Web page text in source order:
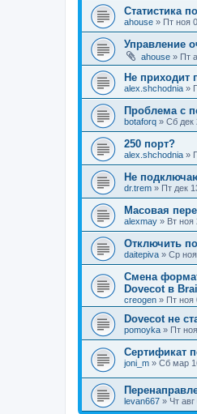
Статистика
ahouse » Пт ноя
Управление
ahouse » Пт
Не приходит
alex.shchodnia »
Проблема с
botaforq » Сб дек
250 порт?
alex.shchodnia »
Не
dr.trem » Пт дек
Масовая
alexmay » Вт ноя
Отключить
daitepiva » Ср
Смена
Dovecot в
creogen » Пт ноя
Dovecot не
pomoyka » Пт
Сертификат
joni_m » Сб мар
levan667 » Чт